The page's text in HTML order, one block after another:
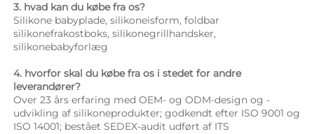
3. hvad kan du købe fra os?
Silikone babyplade, silikoneisform, foldbar
silikonefrakostboks, silikonegrillhandsker,
silikonebabyforlæg
4. hvorfor skal du købe fra os i stedet for andre
leverandører?
Over 23 års erfaring med OEM- og ODM-design og -
udvikling af silikoneprodukter; godkendt efter ISO 9001 og
ISO 14001; bestået SEDEX-audit udført af ITS